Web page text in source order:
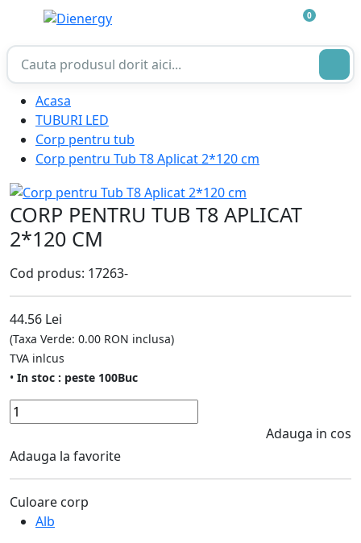
0
Acasa
TUBURI LED
Corp pentru tub
Corp pentru Tub T8 Aplicat 2*120 cm
CORP PENTRU TUB T8 APLICAT
2*120 CM
Cod produs: 17263-
44.56 Lei
(Taxa Verde: 0.00 RON inclusa)
TVA inlcus
• In stoc : peste 100Buc
Adauga in cos
Adauga la favorite
Culoare corp
Alb